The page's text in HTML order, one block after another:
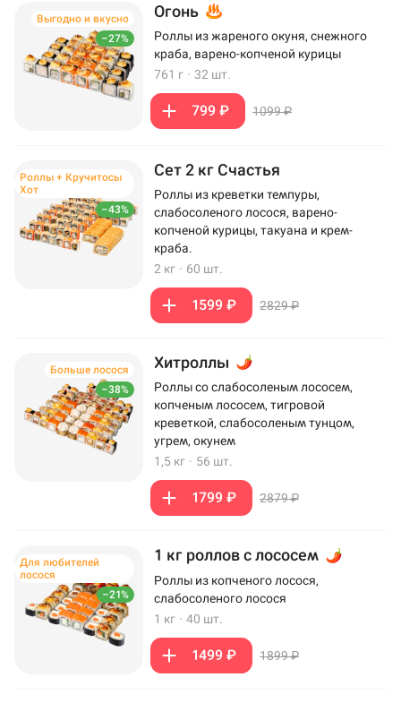
–27%
Выгодно и вкусно Огонь
Роллы из жареного окуня, снежного
краба, варено-копченой курицы
761 г · 32 шт.
799 ₽ 1099 ₽
–43%
Роллы + Кручитосы
Хот
Сет 2 кг Счастья
Роллы из креветки темпуры,
слабосоленого лосося, варено-
копченой курицы, такуана и крем-
краба.
2 кг · 60 шт.
1599 ₽ 2829 ₽
–38%
Больше лосося Хитроллы
Роллы со слабосоленым лососем,
копченым лососем, тигровой
креветкой, слабосоленым тунцом,
угрем, окунем
1,5 кг · 56 шт.
1799 ₽ 2879 ₽
–21%
Для любителей
лосося
1 кг роллов с лососем
Роллы из копченого лосося,
слабосоленого лосося
1 кг · 40 шт.
1499 ₽ 1899 ₽